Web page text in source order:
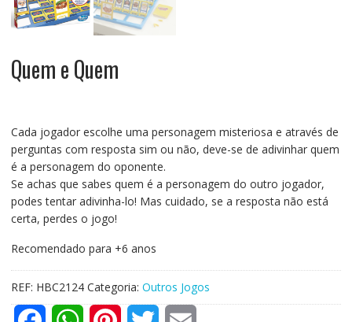
Quem e Quem
Cada jogador escolhe uma personagem misteriosa e através de
perguntas com resposta sim ou não, deve-se de adivinhar quem
é a personagem do oponente.
Se achas que sabes quem é a personagem do outro jogador,
podes tentar adivinha-lo! Mas cuidado, se a resposta não está
certa, perdes o jogo!
Recomendado para +6 anos
REF: HBC2124 Categoria: Outros Jogos